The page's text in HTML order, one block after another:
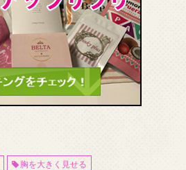
胸を大きく見せる